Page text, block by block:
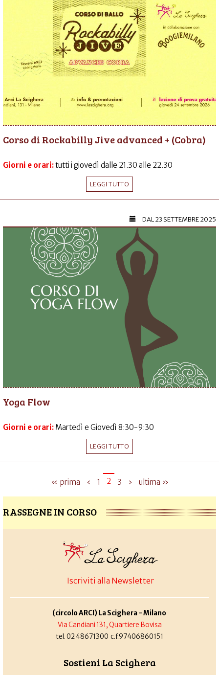
Corso di Rockabilly Jive advanced + (Cobra)
Giorni e orari:tutti i giovedì dalle 21.30 alle 22.30
LEGGI TUTTO
DAL23 SETTEMBRE 2025
Yoga Flow
Giorni e orari: Martedì e Giovedì 8:30-9:30
LEGGI TUTTO
« prima ‹ 1 2 3 › ultima »
RASSEGNE IN CORSO
Iscriviti alla Newsletter
(circolo ARCI) La Scighera - Milano
Via Candiani 131, Quartiere Bovisa
tel. 02 48671300 c.f.97406860151
Sostieni La Scighera